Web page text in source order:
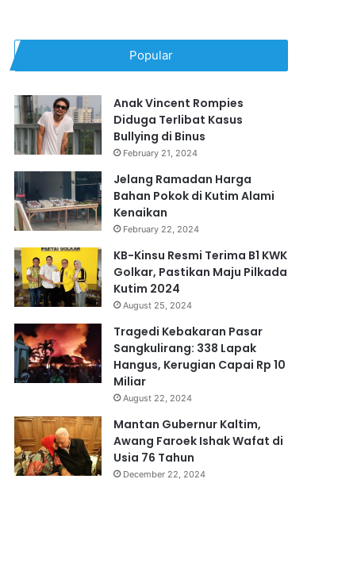
Popular
Anak Vincent Rompies
Diduga Terlibat Kasus
Bullying di Binus
February 21, 2024
Jelang Ramadan Harga
Bahan Pokok di Kutim Alami
Kenaikan
February 22, 2024
KB-Kinsu Resmi Terima B1 KWK
Golkar, Pastikan Maju Pilkada
Kutim 2024
August 25, 2024
Tragedi Kebakaran Pasar
Sangkulirang: 338 Lapak
Hangus, Kerugian Capai Rp 10
Miliar
August 22, 2024
Mantan Gubernur Kaltim,
Awang Faroek Ishak Wafat di
Usia 76 Tahun
December 22, 2024